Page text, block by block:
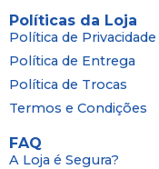
Políticas da Loja
Política de Privacidade
Política de Entrega
Política de Trocas
Termos e Condições
FAQ
A Loja é Segura?